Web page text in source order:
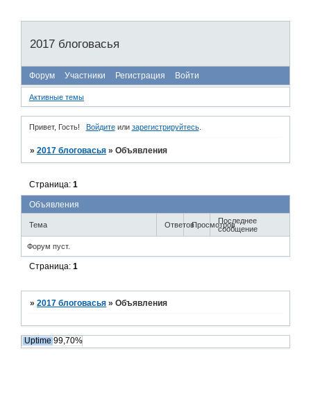
2017 блоговасья
Форум Участники Регистрация Войти
Активные темы
Привет, Гость! Войдитеили зарегистрируйтесь.
»2017 блоговасья »Объявления
Объявления
Страница:1
Тема ОтветовПросмотровПоследнее
сообщение
Форум пуст.
Страница:1
»2017 блоговасья »Объявления